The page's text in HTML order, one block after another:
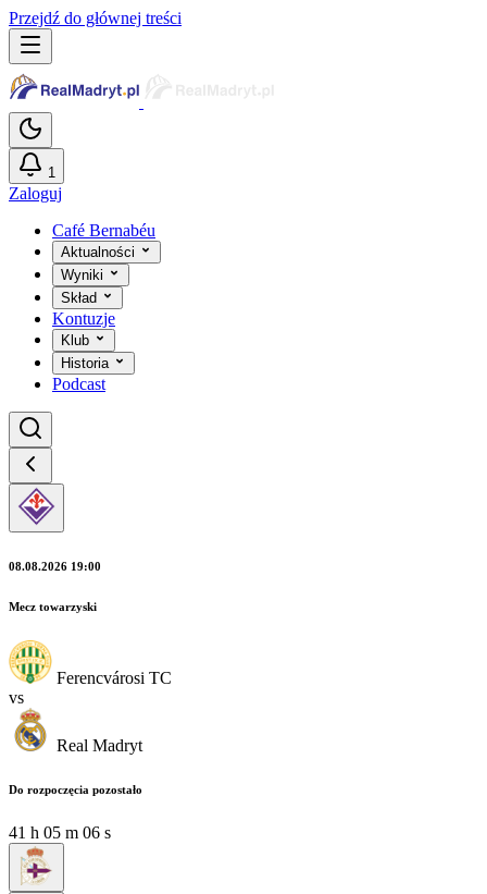
Przejdź do głównej treści
1
Zaloguj
Café Bernabéu
Aktualności
Wyniki
Skład
Kontuzje
Klub
Historia
Podcast
08.08.2026 19:00
Mecz towarzyski
Ferencvárosi TC
vs
Real Madryt
Do rozpoczęcia pozostało
41 h 05 m 04 s